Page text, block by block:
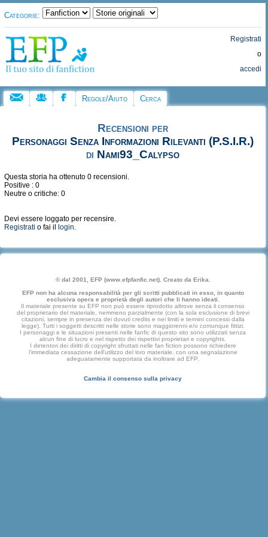
Categorie:
Registrati
o
accedi
Regole/Aiuto Cerca
Recensioni per
Personaggi Senza Informazioni Rilevanti (P.S.I.R.)
di Nami93_Calypso
Questa storia ha ottenuto 0 recensioni.
Positive : 0
Neutre o critiche: 0
Devi essere loggato per recensire.
Registrati o fai il login.
© dal 2001, EFP (www.efpfanfic.net). Creato da Erika.
EFP non ha alcuna responsabilità per gli scritti pubblicati in esso, in quanto
esclusiva opera e proprietà degli autori che li hanno ideati.
Il materiale presente su EFP non può essere riprodotto altrove senza il consenso
del proprietario del materiale, nemmeno parzialmente (con la sola esclusione di brevi
citazioni, sempre in presenza dei dovuti credits e nei limiti e termini concessi dalla
legge). Tutti i soggetti descritti nelle storie sono maggiorenni e/o comunque fittizi.
I personaggi e le situazioni presenti nelle fanfic di questo sito sono utilizzati senza
alcun fine di lucro e nel rispetto dei rispettivi proprietari e copyrights.
I detentori dei diritti di copyright sfruttati nelle fan fiction possono richiedere
l'immediata cessazione dell'utilizzo del loro materiale, con una segnalazione
adeguatamente supportata da inoltrare ad EFP.
Cambia il consenso sulla privacy